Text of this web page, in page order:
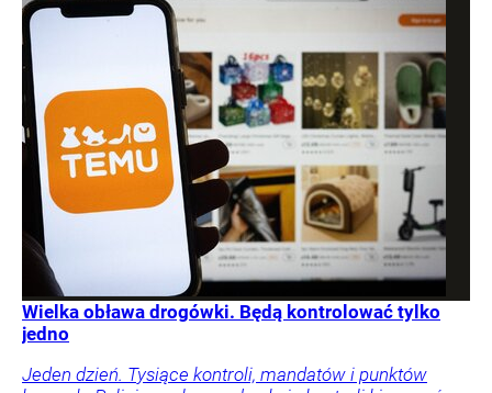
Wielka obława drogówki. Będą kontrolować tylko
jedno
Jeden dzień. Tysiące kontroli, mandatów i punktów